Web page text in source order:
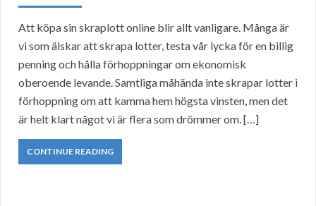
Att köpa sin skraplott online blir allt vanligare. Många är
vi som älskar att skrapa lotter, testa vår lycka för en billig
penning och hålla förhoppningar om ekonomisk
oberoende levande. Samtliga måhända inte skrapar lotter i
förhoppning om att kamma hem högsta vinsten, men det
är helt klart något vi är flera som drömmer om. […]
CONTINUE READING